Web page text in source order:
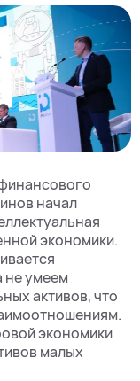
начал
экономики.
не умеем
активов, что
экономики
малых